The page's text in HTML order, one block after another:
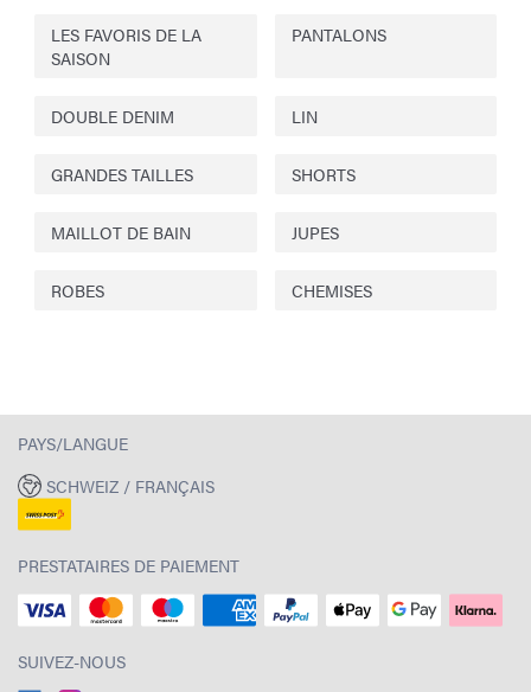
LES FAVORIS DE LA
SAISON
PANTALONS
DOUBLE DENIM LIN
GRANDES TAILLES SHORTS
MAILLOT DE BAIN JUPES
ROBES CHEMISES
PAYS/LANGUE
SCHWEIZ / FRANÇAIS
PRESTATAIRES DE PAIEMENT
SUIVEZ-NOUS